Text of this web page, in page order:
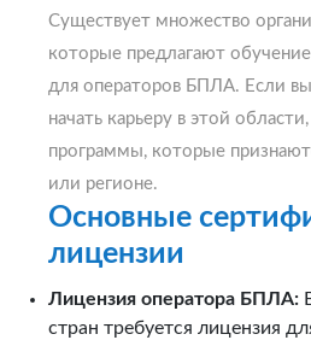
Существует множество
которые предлагают
для операторов БПЛА. Если
начать карьеру в этой
программы, которые
или регионе.
Основные
лицензии
Лицензия оператора БПЛА:
стран требуется лицензия